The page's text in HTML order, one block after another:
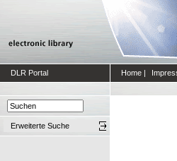
DLR Portal Home |
Erweiterte Suche